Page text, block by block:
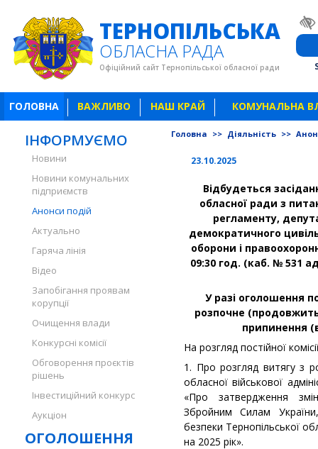
ТЕРНОПІЛЬСЬКА
ОБЛАСНА РАДА
Офіційний сайт Тернопільської обласної ради
ГОЛОВНА ВАЖЛИВО НАШ КРАЙ КОМУНАЛЬНА
ІНФОРМУЄМО
Новини
Новини комунальних
підприємств
Анонси подій
Актуально
Гаряча лінія
Відео
Запобігання проявам
корупції
Очищення влади
Конкурсні комісії
Обговорення проєктів
рішень
Інвестиційний конкурс
Аукціон
ОГОЛОШЕННЯ
Головна >> Діяльність >>
23.10.2025
Відбудеться
обласної ради з
регламенту,
демократичного
оборони і
09:30 год. (каб. № 531
У разі оголошення
розпочне
припинення
На розгляд постійної
1. Про розгляд витягу з
обласної військової
«Про затвердження
Збройним Силам України,
безпеки Тернопільської
на 2025 рік».